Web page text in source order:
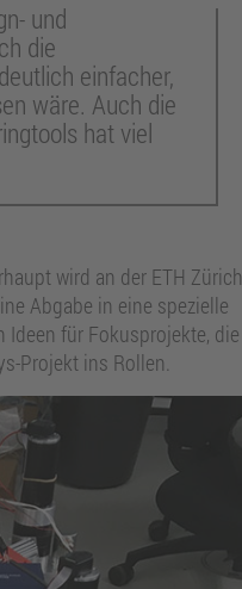
und
die
einfacher,
wäre. Auch die
hat viel
wird an der ETH Zürich
Abgabe in eine spezielle
Ideen für Fokusprojekte, die
Projekt ins Rollen.